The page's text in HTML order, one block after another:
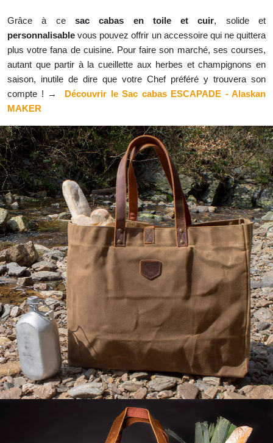
Grâce à ce sac cabas en toile et cuir, solide et
personnalisable vous pouvez offrir un accessoire qui ne quittera
plus votre fana de cuisine. Pour faire son marché, ses courses,
autant que partir à la cueillette aux herbes et champignons en
saison, inutile de dire que votre Chef préféré y trouvera son
compte ! →
Découvrir le Sac cabas ESCAPADE - Alaskan
MAKER